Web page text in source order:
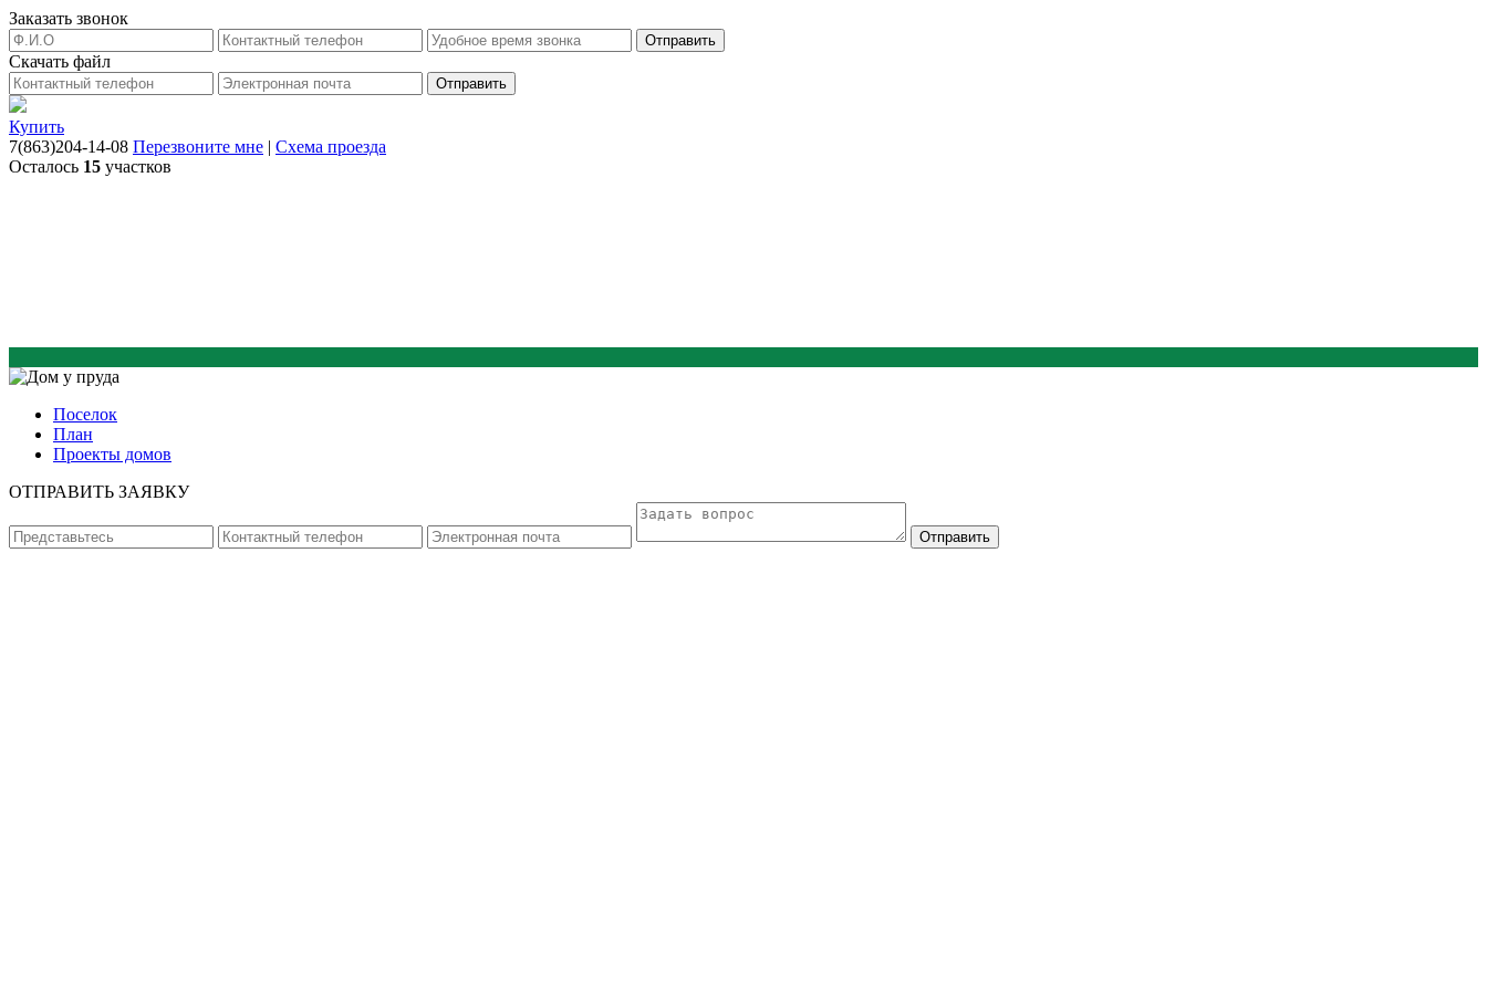
Заказать звонок
Скачать файл
Купить
7(863)204-14-08 Перезвоните мне | Схема проезда
Осталось 15 участков
Поселок
План
Проекты домов
ОТПРАВИТЬ ЗАЯВКУ